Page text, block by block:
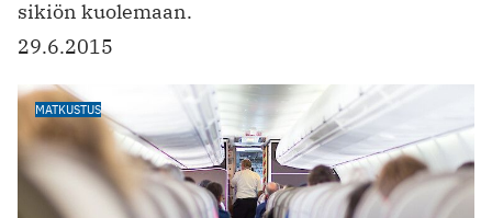
sikiön kuolemaan.
29.6.2015
MATKUSTUS